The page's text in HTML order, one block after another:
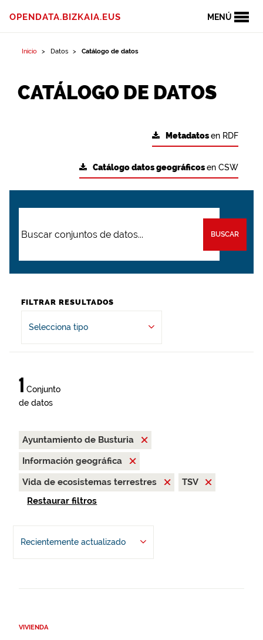
MENÚ
OPENDATA.BIZKAIA.EUS
Inicio Datos Catálogo de datos
CATÁLOGO DE DATOS
Metadatosen RDF
Catálogo datos geográficosen CSW
BUSCAR
FILTRAR RESULTADOS
Selecciona tipo
1 Conjunto
de datos
Ayuntamiento de Busturia
Información geográfica
Vida de ecosistemas terrestres
TSV
Restaurar filtros
Recientemente actualizado
VIVIENDA